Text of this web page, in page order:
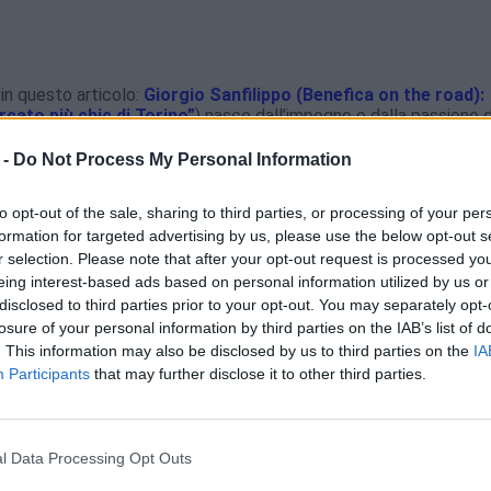
- Do Not Process My Personal Information
opt-out of the sale, sharing to third parties, or processing of your
for targeted advertising by us, please use the below opt-out
selection. Please note that after your opt-out request is processed
interest-based ads based on personal information utilized by us
to third parties prior to your opt-out. You may separately
of your personal information by third parties on the IAB’s list of
This information may also be disclosed by us to third parties on the
Participants that may further disclose it to other third parties.
Data Processing Opt Outs
in questo articolo: Giorgio Sanfilippo (Benefica on the road):
più chic di Torino”) nasce dall’impegno e dalla passione
del di Mercato Piazza Benefica, che ha portato ai vertici
Martini, più comunemente noto come mercato di Piazza
e la qualità dei prodotti offerti al grande pubblico.
Tocchini, Roberto Cifaldi, Giorgio Sanfilippo, Giorgio
Corbella, Giovanni Bertone